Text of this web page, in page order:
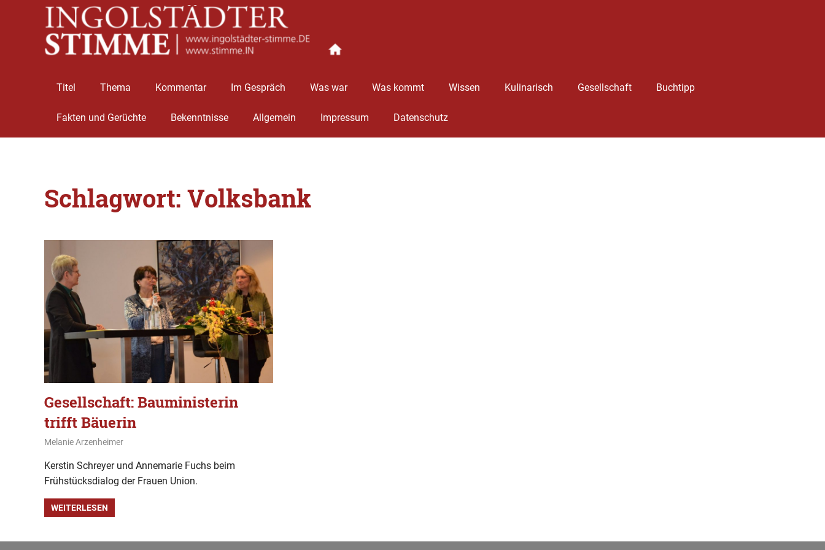
Titel Thema Kommentar Im Gespräch Was war Was kommt Wissen Kulinarisch Gesellschaft Buchtipp
Fakten und Gerüchte Bekenntnisse Allgemein Impressum Datenschutz
Schlagwort: Volksbank
Gesellschaft: Bauministerin
trifft Bäuerin
8. März 2020
Melanie Arzenheimer
Kerstin Schreyer und Annemarie Fuchs beim
Frühstücksdialog der Frauen Union.
WEITERLESEN